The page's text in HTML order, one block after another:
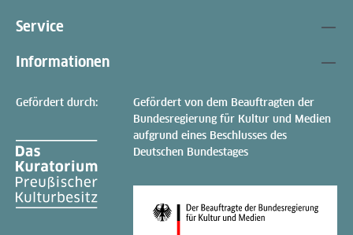
Service
Informationen
Gefördert durch:
Gefördert von dem Beauftragten der
Bundesregierung für Kultur und Medien
aufgrund eines Beschlusses des
Deutschen Bundestages